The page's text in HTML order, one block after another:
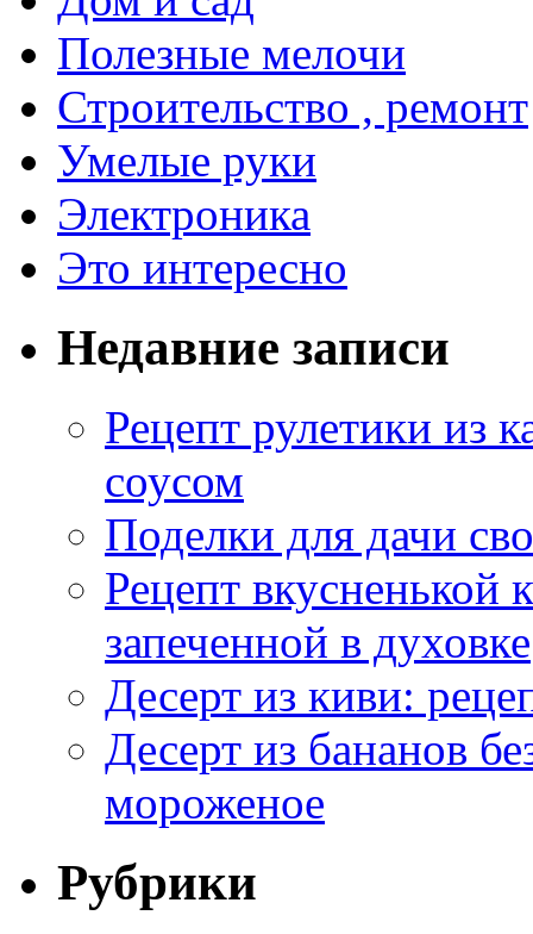
Полезные мелочи
Строительство , ремонт
Умелые руки
Электроника
Это интересно
Недавние записи
Рецепт рулетики из
соусом
Поделки для дачи
Рецепт
запеченной в духовке
Десерт из киви:
Десерт из бананов
мороженое
Рубрики